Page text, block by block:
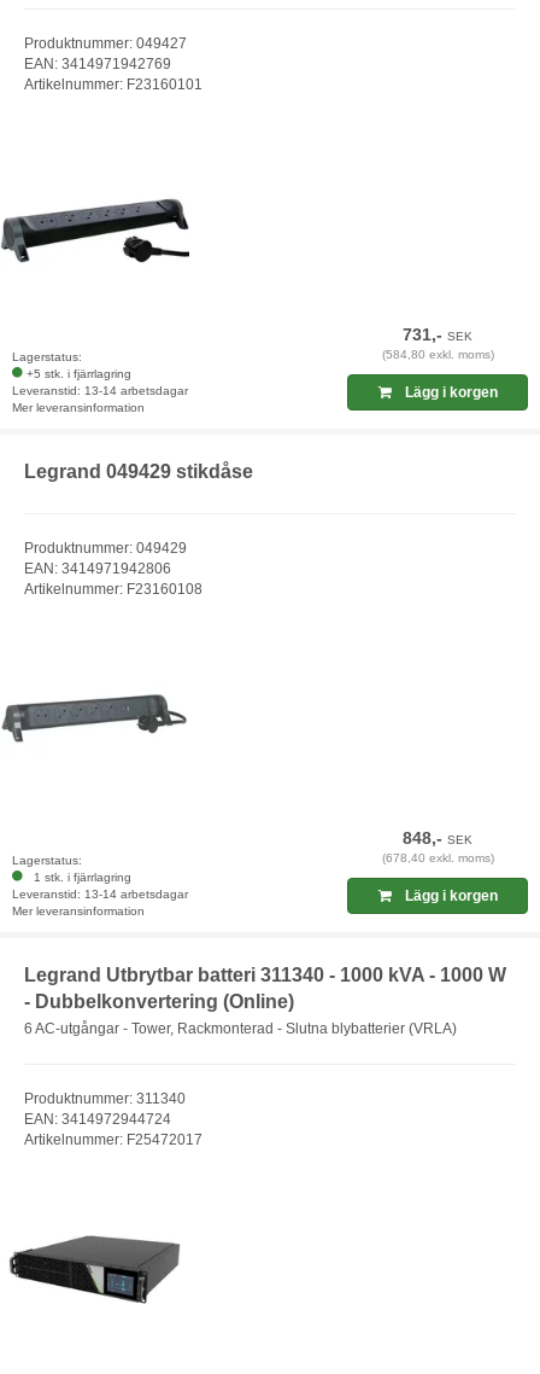
Produktnummer: 049427
EAN: 3414971942769
Artikelnummer: F23160101
Lagerstatus:
+5 stk. i fjärrlagring
Leveranstid: 13-14 arbetsdagar
Mer leveransinformation
731,-SEK
(584,80 exkl. moms)
Lägg i korgen
Legrand 049429 stikdåse
Produktnummer: 049429
EAN: 3414971942806
Artikelnummer: F23160108
Lagerstatus:
1 stk. i fjärrlagring
Leveranstid: 13-14 arbetsdagar
Mer leveransinformation
848,-SEK
(678,40 exkl. moms)
Lägg i korgen
Legrand Utbrytbar batteri 311340 - 1000 kVA - 1000 W
- Dubbelkonvertering (Online)
6 AC-utgångar - Tower, Rackmonterad - Slutna blybatterier (VRLA)
Produktnummer: 311340
EAN: 3414972944724
Artikelnummer: F25472017